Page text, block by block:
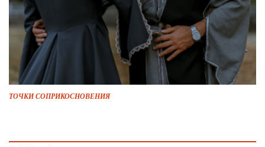
ТОЧКИ СОПРИКОСНОВЕНИЯ